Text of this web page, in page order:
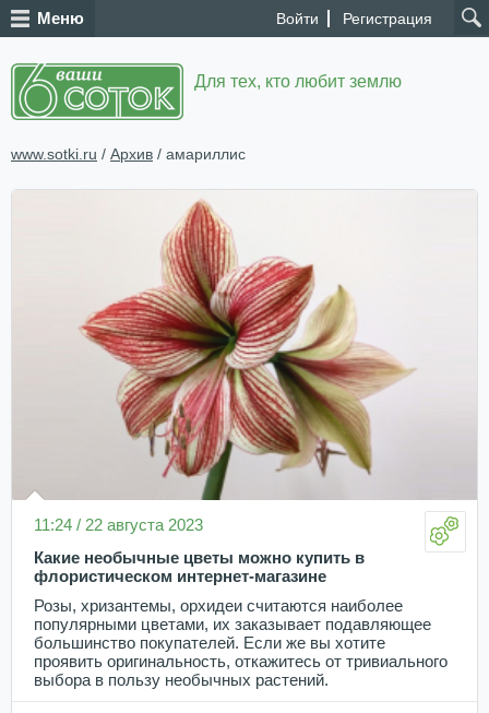
Войти Регистрация
Меню
Для тех, кто любит землю
www.sotki.ru / Архив / амариллис
11:24 / 22 августа 2023
Какие необычные цветы можно купить в
флористическом интернет-магазине
Розы, хризантемы, орхидеи считаются наиболее
популярными цветами, их заказывает подавляющее
большинство покупателей. Если же вы хотите
проявить оригинальность, откажитесь от тривиального
выбора в пользу необычных растений.